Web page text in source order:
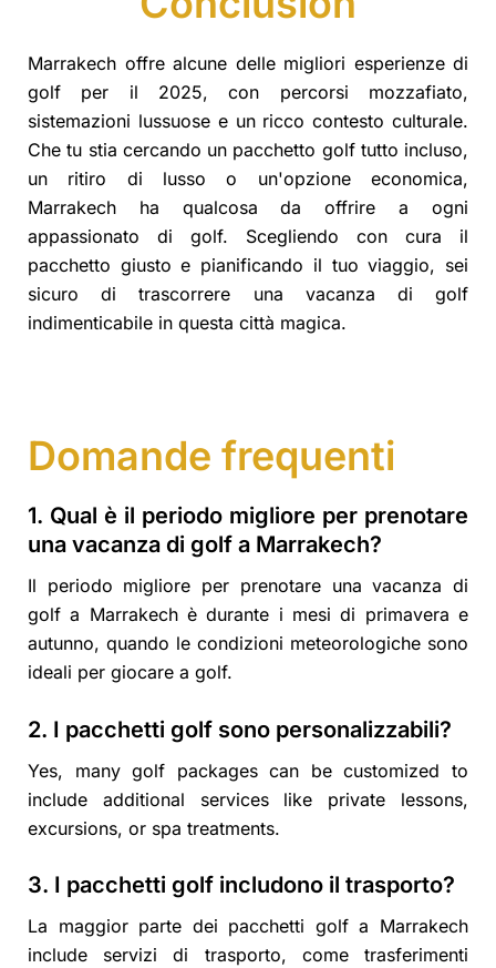
Marrakech offre alcune delle migliori esperienze di
golf per il 2025, con percorsi mozzafiato,
sistemazioni lussuose e un ricco contesto culturale.
Che tu stia cercando un pacchetto golf tutto incluso,
un ritiro di lusso o un'opzione economica,
Marrakech ha qualcosa da offrire a ogni
appassionato di golf. Scegliendo con cura il
pacchetto giusto e pianificando il tuo viaggio, sei
sicuro di trascorrere una vacanza di golf
indimenticabile in questa città magica.
Domande frequenti
1. Qual è il periodo migliore per prenotare
una vacanza di golf a Marrakech?
Il periodo migliore per prenotare una vacanza di
golf a Marrakech è durante i mesi di primavera e
autunno, quando le condizioni meteorologiche sono
ideali per giocare a golf.
2. I pacchetti golf sono personalizzabili?
Yes, many golf packages can be customized to
include additional services like private lessons,
excursions, or spa treatments.
3. I pacchetti golf includono il trasporto?
La maggior parte dei pacchetti golf a Marrakech
include servizi di trasporto, come trasferimenti